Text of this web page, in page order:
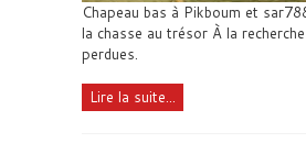
Chapeau bas à Pikboum et
la chasse au trésor À la
perdues.
Lire la suite...